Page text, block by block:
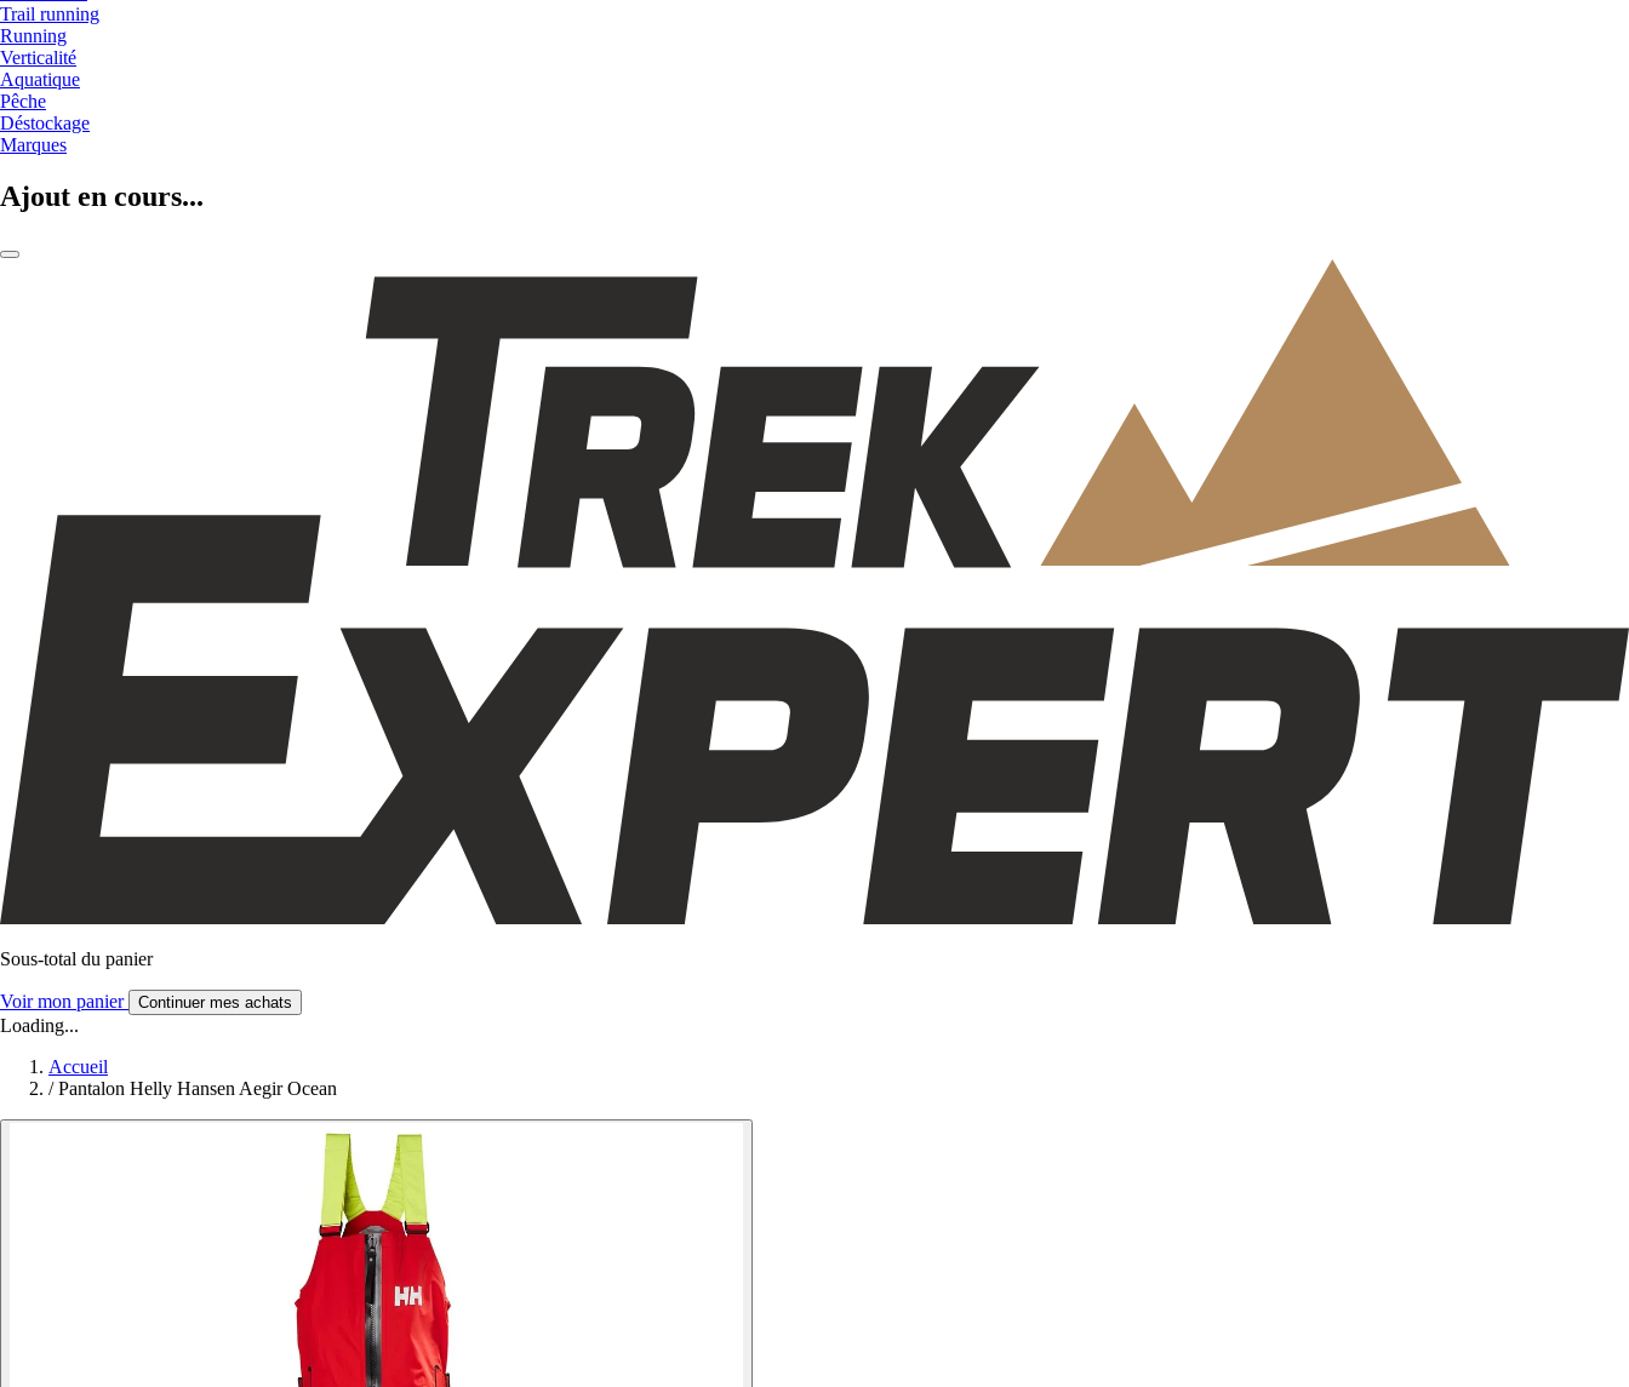
Trail running
Running
Verticalité
Aquatique
Pêche
Déstockage
Marques
Ajout en cours...
Sous-total du panier
Voir mon panier Continuer mes achats
Loading...
Accueil
/ Pantalon Helly Hansen Aegir Ocean